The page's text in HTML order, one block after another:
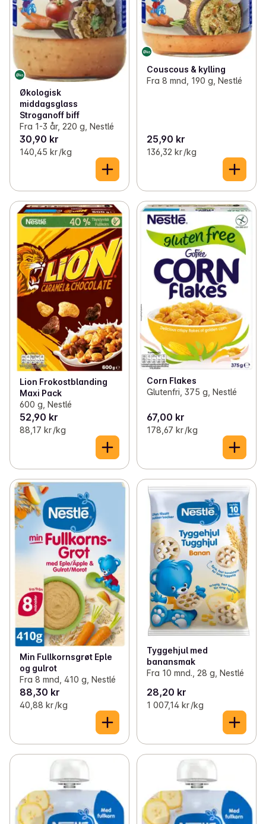
Økologisk
middagsglass
Stroganoff biff
Fra 1-3 år, 220 g, Nestlé
30,90 kr
140,45 kr /kg
Couscous & kylling
Fra 8 mnd, 190 g, Nestlé
25,90 kr
136,32 kr /kg
Lion Frokostblanding
Maxi Pack
600 g, Nestlé
52,90 kr
88,17 kr /kg
Corn Flakes
Glutenfri, 375 g, Nestlé
67,00 kr
178,67 kr /kg
Min Fullkornsgrøt Eple
og gulrot
Fra 8 mnd, 410 g, Nestlé
88,30 kr
40,88 kr /kg
Tyggehjul med
banansmak
Fra 10 mnd., 28 g, Nestlé
28,20 kr
1 007,14 kr /kg